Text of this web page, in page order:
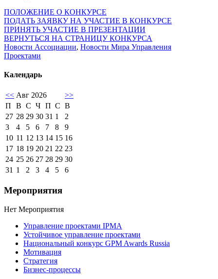
ПОЛОЖЕНИЕ О КОНКУРСЕ
ПОДАТЬ ЗАЯВКУ НА УЧАСТИЕ В КОНКУРСЕ
ПРИНЯТЬ УЧАСТИЕ В ПРЕЗЕНТАЦИИ
ВЕРНУТЬСЯ НА СТРАНИЦУ КОНКУРСА
Новости Ассоциации, Новости Мира Управления
Проектами
Календарь
<< Авг 2026
>>
П
В С Ч П С В
27 28 29 30 31 1
2
3
4 5 6 7 8
9
10 11 12 13 14 15 16
17 18 19 20 21 22 23
24 25 26 27 28 29 30
31 1 2 3 4 5 6
Мероприятия
Нет Мероприятия
Управление проектами IPMA
Устойчивое управление проектами
Национальный конкурс GPM Awards Russia
Мотивация
Стратегия
Бизнес-процессы